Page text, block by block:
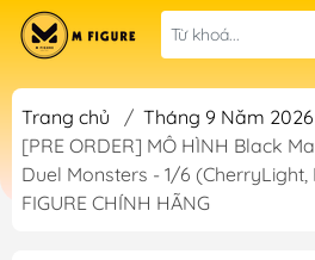
Trang chủ / Tháng 9 Năm 2026
[PRE ORDER] MÔ HÌNH Black
Duel Monsters - 1/6
FIGURE CHÍNH HÃNG